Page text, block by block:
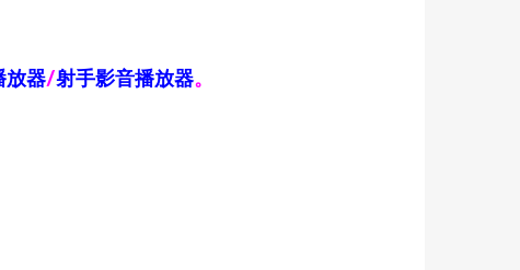
放器/射手影音播放器。